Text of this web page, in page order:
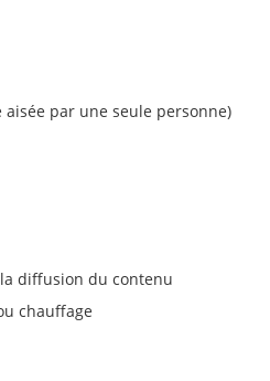
par une seule personne)
la diffusion du contenu
chauffage